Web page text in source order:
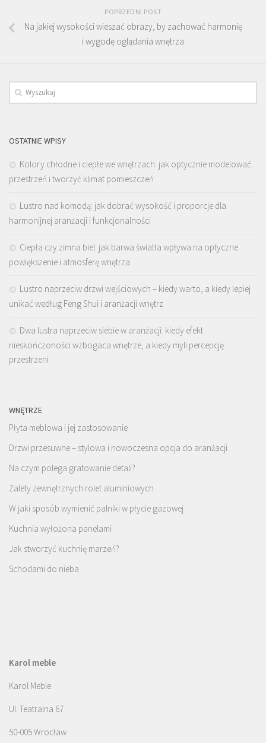
POPRZEDNI POST
Na jakiej wysokości wieszać obrazy, by zachować harmonię
i wygodę oglądania wnętrza
OSTATNIE WPISY
Kolory chłodne i ciepłe we wnętrzach: jak optycznie modelować
przestrzeń i tworzyć klimat pomieszczeń
Lustro nad komodą: jak dobrać wysokość i proporcje dla
harmonijnej aranżacji i funkcjonalności
Ciepła czy zimna biel: jak barwa światła wpływa na optyczne
powiększenie i atmosferę wnętrza
Lustro naprzeciw drzwi wejściowych – kiedy warto, a kiedy lepiej
unikać według Feng Shui i aranżacji wnętrz
Dwa lustra naprzeciw siebie w aranżacji: kiedy efekt
nieskończoności wzbogaca wnętrze, a kiedy myli percepcję
przestrzeni
WNĘTRZE
Płyta meblowa i jej zastosowanie
Drzwi przesuwne – stylowa i nowoczesna opcja do aranżacji
Na czym polega gratowanie detali?
Zalety zewnętrznych rolet aluminiowych
W jaki sposób wymienić palniki w płycie gazowej
Kuchnia wyłożona panelami
Jak stworzyć kuchnię marzeń?
Schodami do nieba
Karol meble
Karol Meble
Ul. Teatralna 67
50-005 Wrocław